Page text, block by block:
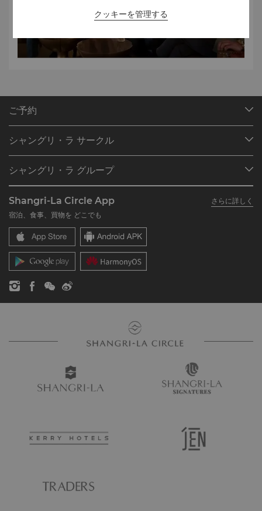
ご予約
ご予約の検索
レストラン＆バー
シャングリ・ラ サークル
シャングリ・ラ サークルに入会
よくあるお問合せや質問
SLCに関するお問い合わせ
シャングリ・ラ グループ
シャングリ・ラ ブランド
シャングリ・ラ センター
レジデンス
お問い合わせ
採用情報
企業の社会的責任
ニュース
Shangri-La Circle App
さらに詳しく
宿泊、食事、買物を どこでも
クッキーを管理する